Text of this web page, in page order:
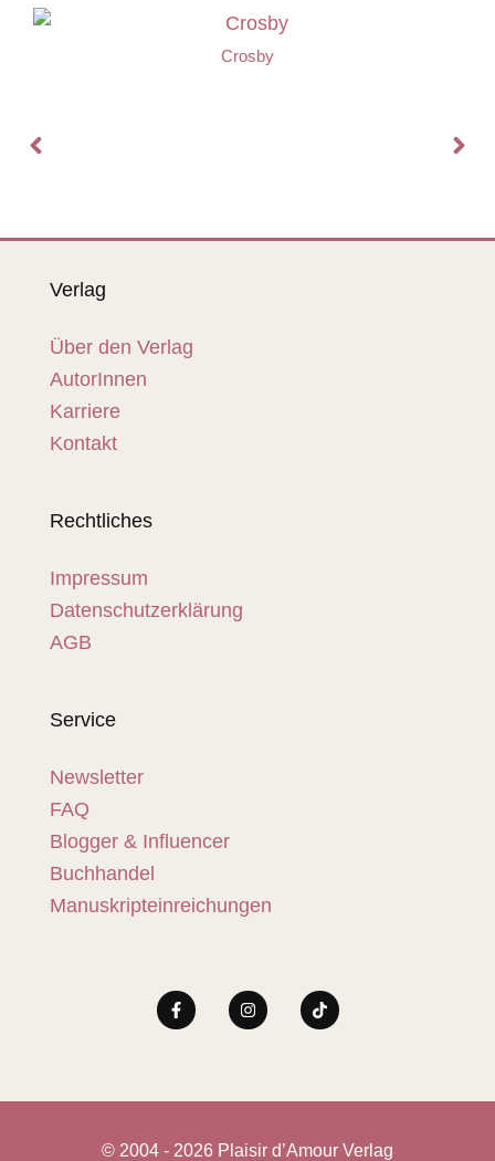
Crosby
Verlag
Über den Verlag
AutorInnen
Karriere
Kontakt
Rechtliches
Impressum
Datenschutzerklärung
AGB
Service
Newsletter
FAQ
Blogger & Influencer
Buchhandel
Manuskripteinreichungen
© 2004 - 2026 Plaisir d’Amour Verlag